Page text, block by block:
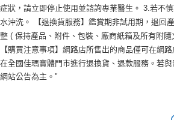
症狀，請立即停止使用並諮詢專業醫生。 3.若不
水沖洗。 【退換貨服務】鑑賞期非試用期，退回
整 ( 保持產品、附件、包裝、廠商紙箱及所有附隨
【購買注意事項】網路店所售出的商品僅可在網
在全國佳瑪實體門市進行退換貨、退款服務。若
網站公告為主。"